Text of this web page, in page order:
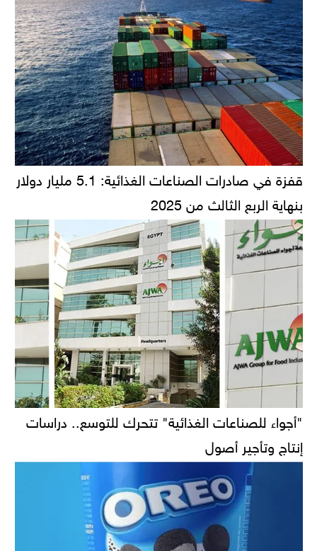
قفزة في صادرات الصناعات الغذائية: 5.1 مليار دولار
بنهاية الربع الثالث من 2025
"أجواء للصناعات الغذائية" تتحرك للتوسع.. دراسات
إنتاج وتأجير أصول